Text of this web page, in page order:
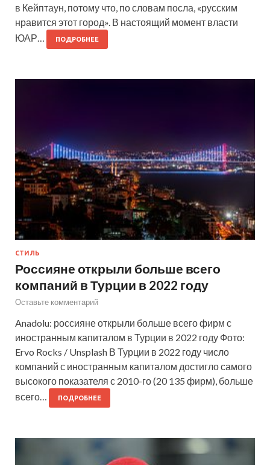
в Кейптаун, потому что, по словам посла, «русским
нравится этот город». В настоящий момент власти
ЮАР…
ПОДРОБНЕЕ
СТИЛЬ
Россияне открыли больше всего
компаний в Турции в 2022 году
Оставьте комментарий
Anadolu: россияне открыли больше всего фирм с
иностранным капиталом в Турции в 2022 году Фото:
Ervo Rocks / Unsplash В Турции в 2022 году число
компаний с иностранным капиталом достигло самого
высокого показателя с 2010-го (20 135 фирм), больше
всего…
ПОДРОБНЕЕ